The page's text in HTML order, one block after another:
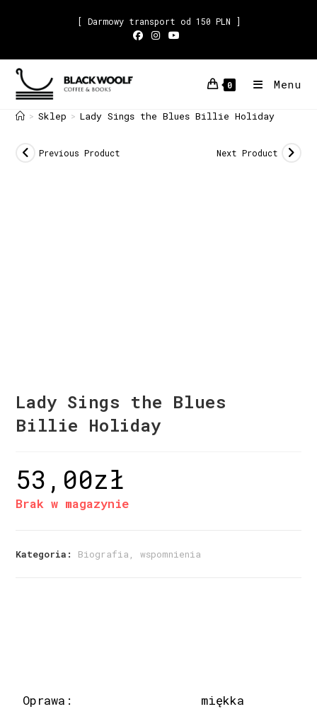
[ Darmowy transport od 150 PLN ]
0 Menu
> Sklep > Lady Sings the Blues Billie Holiday
Previous Product Next Product
Lady Sings the Blues
Billie Holiday
53,00zł
Brak w magazynie
Kategoria: Biografia, wspomnienia
Oprawa: miękka